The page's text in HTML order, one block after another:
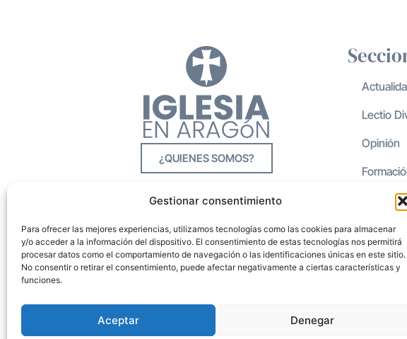
Gestionar consentimiento
Para ofrecer las mejores experiencias, utilizamos tecnologías como las cookies para almacenar
y/o acceder a la información del dispositivo. El consentimiento de estas tecnologías nos permitirá
procesar datos como el comportamiento de navegación o las identificaciones únicas en este sitio.
No consentir o retirar el consentimiento, puede afectar negativamente a ciertas características y
funciones.
Aceptar Denegar
¿QUIENES SOMOS?
Lectio
Opinión